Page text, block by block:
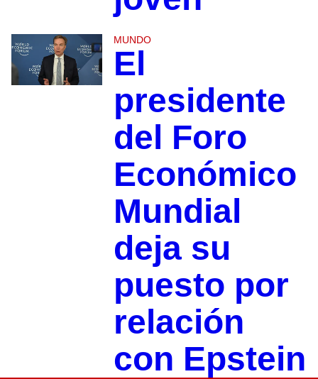
MUNDO
El
presidente
del Foro
Económico
Mundial
deja su
puesto por
relación
con Epstein